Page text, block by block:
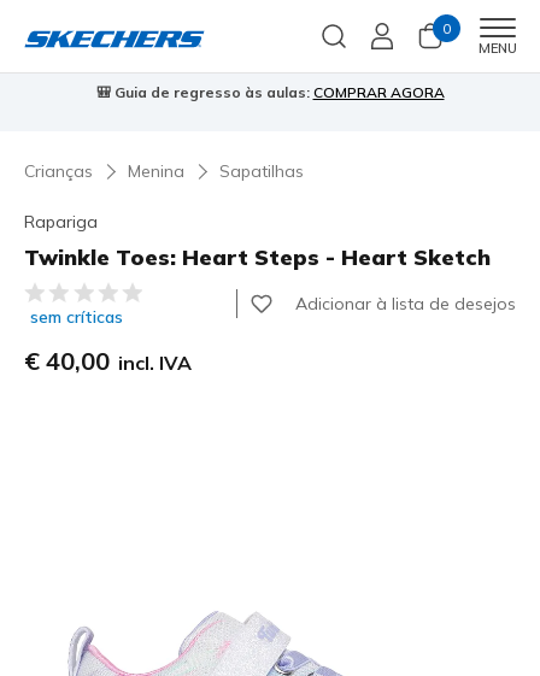
0
MENU
🎒 Guia de regresso às aulas: COMPRAR AGORA
Crianças Menina Sapatilhas
Rapariga
Twinkle Toes: Heart Steps - Heart Sketch
4$3 de 5 – Classificação do cliente
sem críticas
Adicionar à lista de desejos
€ 40,00 incl. IVA